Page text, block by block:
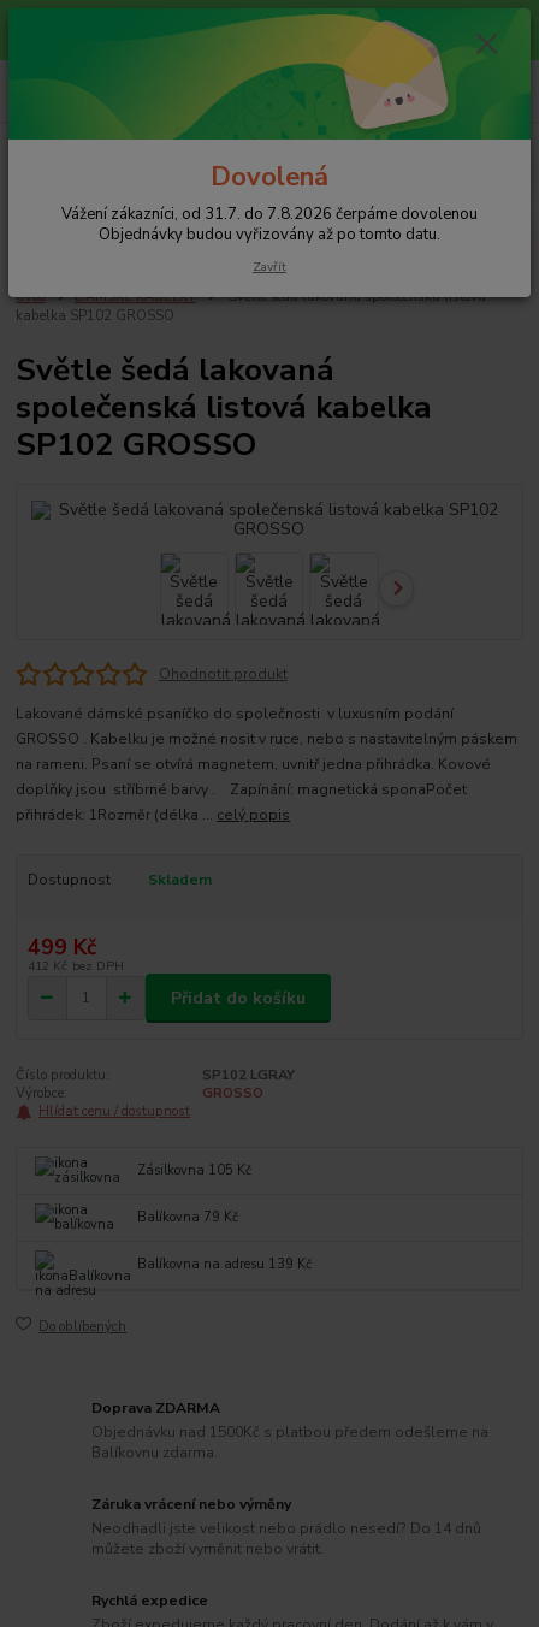
Vážení zákazníci, od 31.7. do 7.8.2026 čerpáme dovolenou
Objednávky budou vyřizovány až po tomto datu.
+420 608 754 282
pište email, pokud nezvedám tel.
Úvod DÁMSKÉ KABELKY
Světle šedá lakovaná společenská listová
kabelka SP102 GROSSO
Světle šedá lakovaná
společenská listová kabelka
SP102 GROSSO
Ohodnotit produkt
Lakované dámské psaníčko do společnosti v luxusním podání
GROSSO . Kabelku je možné nosit v ruce, nebo s nastavitelným páskem
na rameni. Psaní se otvírá magnetem, uvnitř jedna přihrádka. Kovové
doplňky jsou stříbrné barvy . Zapínání: magnetická sponaPočet
přihrádek: 1Rozměr (délka ... celý popis
Dostupnost Skladem
499 Kč
412 Kč bez DPH
Přidat do košíku
Číslo produktu:
SP102 LGRAY
Výrobce:
GROSSO
Hlídat cenu / dostupnost
Zásilkovna 105 Kč
Balíkovna 79 Kč
Balíkovna na adresu 139 Kč
Do oblíbených
Doprava ZDARMA
Objednávku nad 1500Kč s platbou předem odešleme na
Balíkovnu zdarma.
Záruka vrácení nebo výměny
Neodhadli jste velikost nebo prádlo nesedí? Do 14 dnů
můžete zboží vyměnit nebo vrátit.
Rychlá expedice
Dovolená
Vážení zákazníci, od 31.7. do 7.8.2026 čerpáme dovolenou
Objednávky budou vyřizovány až po tomto datu.
Zavřít